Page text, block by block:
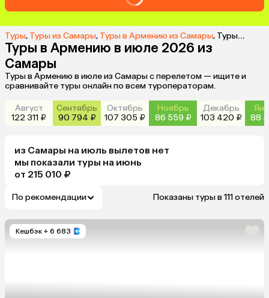
Туры, Туры из Самары, Туры в Армению из Самары, Туры в Армению в июле 2026 из Самары
Туры в Армению в июле 2026 из
Самары
Туры в Армению в июле из Самары с перелетом — ищите и
сравнивайте туры онлайн по всем туроператорам.
Август
122 311 ₽
Сентябрь
90 794 ₽
Октябрь
107 305 ₽
Ноябрь
86 559 ₽
Декабрь
103 420 ₽
88
из Самары на июль вылетов нет
мы показали туры на июнь
от 215 010 ₽
По рекомендации Показаны туры в 111 отелей
Кешбэк + 6 683